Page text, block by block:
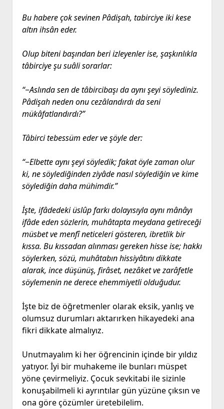
Bu habere çok sevinen Pâdişah, tabirciye iki kese
altın ihsân eder.
Olup biteni başından beri izleyenler ise, şaşkınlıkla
tâbirciye şu suâli sorarlar:
“‒Aslında sen de tâbircibaşı da aynı şeyi söylediniz.
Pâdişah neden onu cezâlandırdı da seni
mükâfatlandırdı?”
Tâbirci tebessüm eder ve şöyle der:
“‒Elbette aynı şeyi söyledik; fakat öyle zaman olur
ki, ne söylediğinden ziyâde nasıl söylediğin ve kime
söylediğin daha mühimdir.”
İşte, ifâdedeki üslûp farkı dolayısıyla aynı mânâyı
ifâde eden sözlerin, muhâtapta meydana getireceği
müsbet ve menfî neticeleri gösteren, ibretlik bir
kıssa. Bu kıssadan alınması gereken hisse ise; hakkı
söylerken, sözü, muhâtabın hissiyâtını dikkate
alarak, ince düşünüş, firâset, nezâket ve zarâfetle
söylemenin ne derece ehemmiyetli olduğudur.
İşte biz de öğretmenler olarak eksik, yanlış ve
olumsuz durumları aktarırken hikayedeki ana
fikri dikkate almalıyız.
Unutmayalım ki her öğrencinin içinde bir yıldız
yatıyor. İyi bir muhakeme ile bunları müspet
yöne çevirmeliyiz. Çocuk sevkitabi ile sizinle
konuşabilmeli ki ayrıntılar gün yüzüne çıksın ve
ona göre çözümler üretebilelim.